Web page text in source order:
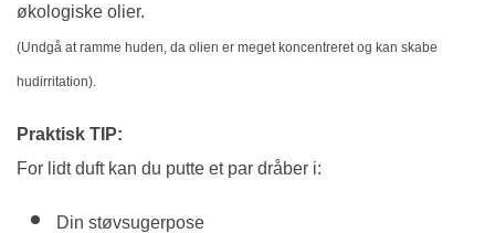
økologiske olier.
(Undgå at ramme huden, da olien er meget koncentreret og kan skabe
hudirritation).
Praktisk TIP:
For lidt duft kan du putte et par dråber i:
Din støvsugerpose